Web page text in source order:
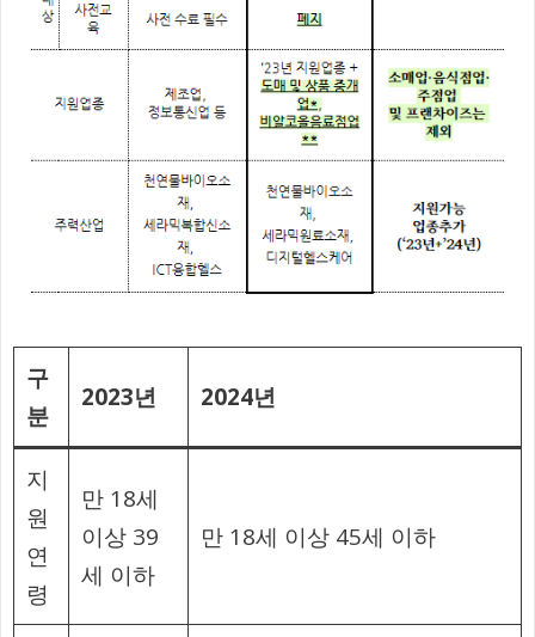
구
분
2023년 2024년
지
원
연
령
만 18세
이상 39
세 이하
만 18세 이상 45세 이하